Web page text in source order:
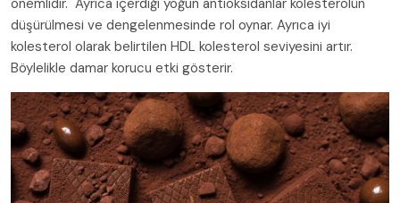
önemlidir. Ayrıca içerdiği yoğun antioksidanlar kolesterolün
düşürülmesi ve dengelenmesinde rol oynar. Ayrıca iyi
kolesterol olarak belirtilen HDL kolesterol seviyesini artır.
Böylelikle damar korucu etki gösterir.